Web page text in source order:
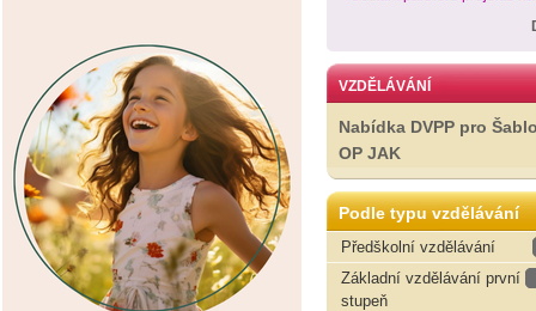
VZDĚLÁVÁNÍ
Nabídka DVPP pro
OP JAK
Podle typu vzdělávání
Předškolní vzdělávání
Základní vzdělávání první
stupeň